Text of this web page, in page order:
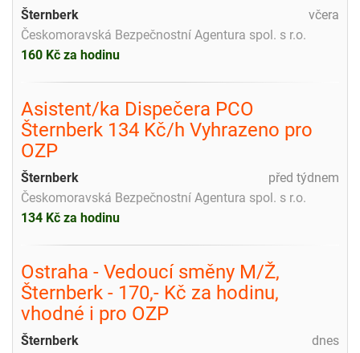
včera
Šternberk
Českomoravská Bezpečnostní Agentura spol. s r.o.
160 Kč za hodinu
Asistent/ka Dispečera PCO
Šternberk 134 Kč/h Vyhrazeno pro
OZP
před týdnem
Šternberk
Českomoravská Bezpečnostní Agentura spol. s r.o.
134 Kč za hodinu
Ostraha - Vedoucí směny M/Ž,
Šternberk - 170,- Kč za hodinu,
vhodné i pro OZP
dnes
Šternberk